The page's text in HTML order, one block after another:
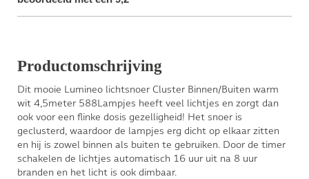
Productomschrijving
Dit mooie Lumineo lichtsnoer Cluster Binnen/Buiten warm
wit 4,5meter 588Lampjes heeft veel lichtjes en zorgt dan
ook voor een flinke dosis gezelligheid! Het snoer is
geclusterd, waardoor de lampjes erg dicht op elkaar zitten
en hij is zowel binnen als buiten te gebruiken. Door de timer
schakelen de lichtjes automatisch 16 uur uit na 8 uur
branden en het licht is ook dimbaar.